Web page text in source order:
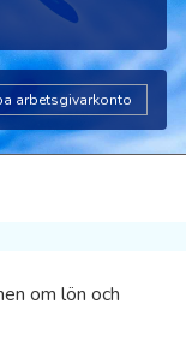
arbetsgivarkonto
om lön och